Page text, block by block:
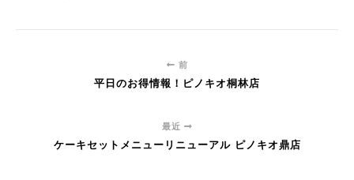
前
平日のお得情報！ピノキオ桐林店
最近
ケーキセットメニューリニューアル ピノキオ鼎店